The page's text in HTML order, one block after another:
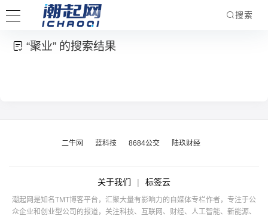
搜索
“聚业” 的搜索结果
二牛网 蓝科技 8684公交 陆玖财经
关于我们 | 标签云
潮起网是知名TMT博客平台，汇聚大量有影响力的自媒体专栏作者，专注于公
众企业和创业型公司的报道，关注科技、互联网、财经、人工智能、新能源、